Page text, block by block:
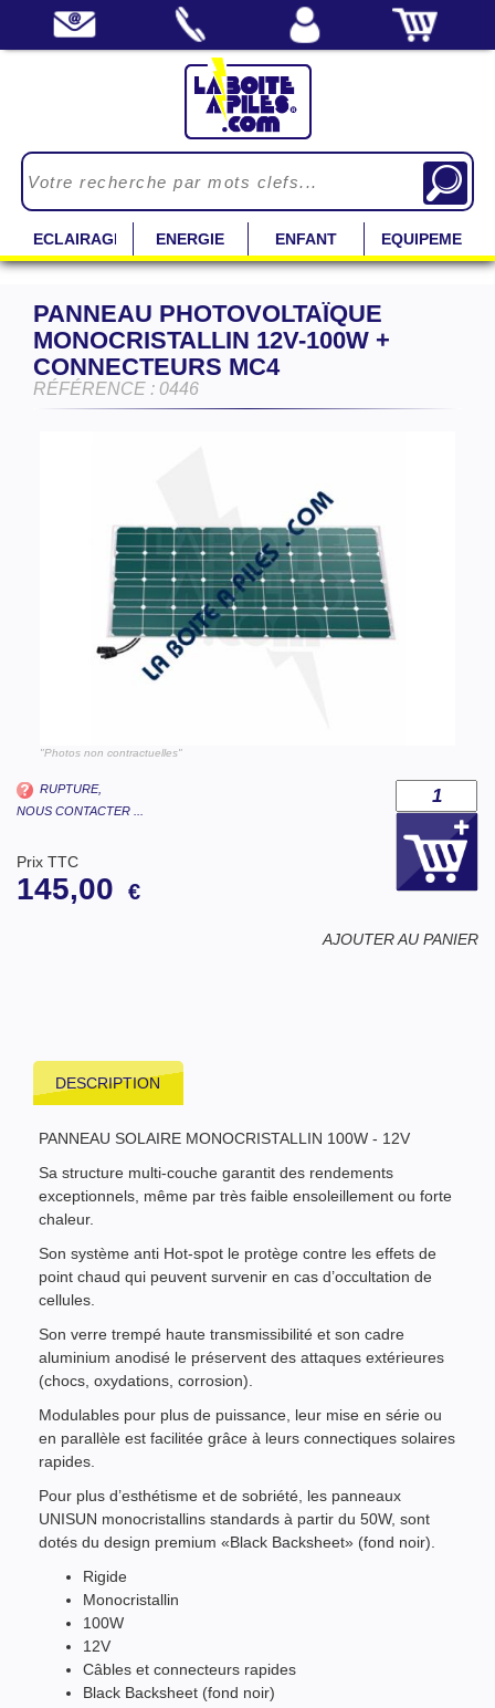
ECLAIRAGE ENERGIE ENFANT EQUIPEMENT
PANNEAU PHOTOVOLTAÏQUE
MONOCRISTALLIN 12V-100W +
CONNECTEURS MC4
RÉFÉRENCE : 0446
"Photos non contractuelles"
RUPTURE,
NOUS CONTACTER ...
Prix TTC
145,00 €
AJOUTER AU PANIER
DESCRIPTION
PANNEAU SOLAIRE MONOCRISTALLIN 100W - 12V
Sa structure multi-couche garantit des rendements
exceptionnels, même par très faible ensoleillement ou forte
chaleur.
Son système anti Hot-spot le protège contre les effets de
point chaud qui peuvent survenir en cas d’occultation de
cellules.
Son verre trempé haute transmissibilité et son cadre
aluminium anodisé le préservent des attaques extérieures
(chocs, oxydations, corrosion).
Modulables pour plus de puissance, leur mise en série ou
en parallèle est facilitée grâce à leurs connectiques solaires
rapides.
Pour plus d’esthétisme et de sobriété, les panneaux
UNISUN monocristallins standards à partir du 50W, sont
dotés du design premium «Black Backsheet» (fond noir).
Rigide
Monocristallin
100W
12V
Câbles et connecteurs rapides
Black Backsheet (fond noir)